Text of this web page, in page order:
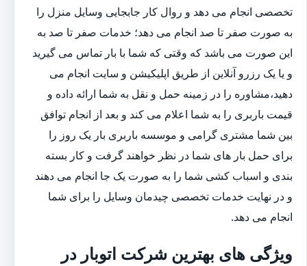
تخصصی انجام می دهد و روال کار جابجایی وسایل منزل را
به صورت صفر تا صد انجام می دهد؛ خدمات صفر تا صد به
این صورت می باشد که وقتی که شما با بار تماس می گیرید
و یا یک رزرو آنلاین از طریق اپلیکیشن و سایت انجام می
دهید،مشاوره را در زمینه حمل و نقل به شما ارائه داده و
قیمت باربری را به شما اعلام می کند و بعد از انجام توافق
بین شما مشتری گرامی و موسسه باربری بار یک روز را
برای حمل بار های شما در نظر خواهند گرفت و کار بسته
بندی و اسباب کشی شما را به صورت یک جا انجام می دهند
و در نهایت خدمات تخصصی چیدمان وسایل را برای شما
انجام می دهد.
ویژگی های بهترین شرکت اتوبار در